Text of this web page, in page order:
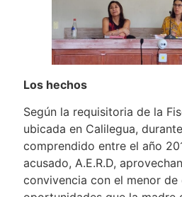
Los hechos
Según la requisitoria de la
ubicada en Calilegua,
comprendido entre el año
acusado, A.E.R.D,
convivencia con el menor de